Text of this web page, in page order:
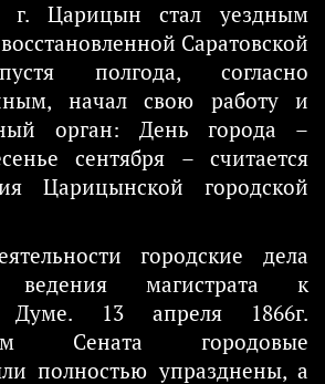
г. Царицын стал уездным
Саратовской
полгода, согласно
начал свою работу и
орган: День города –
сентября – считается
Царицынской городской
городские дела
магистрата к
Думе. 13 апреля 1866г.
Сената городовые
полностью упразднены, а